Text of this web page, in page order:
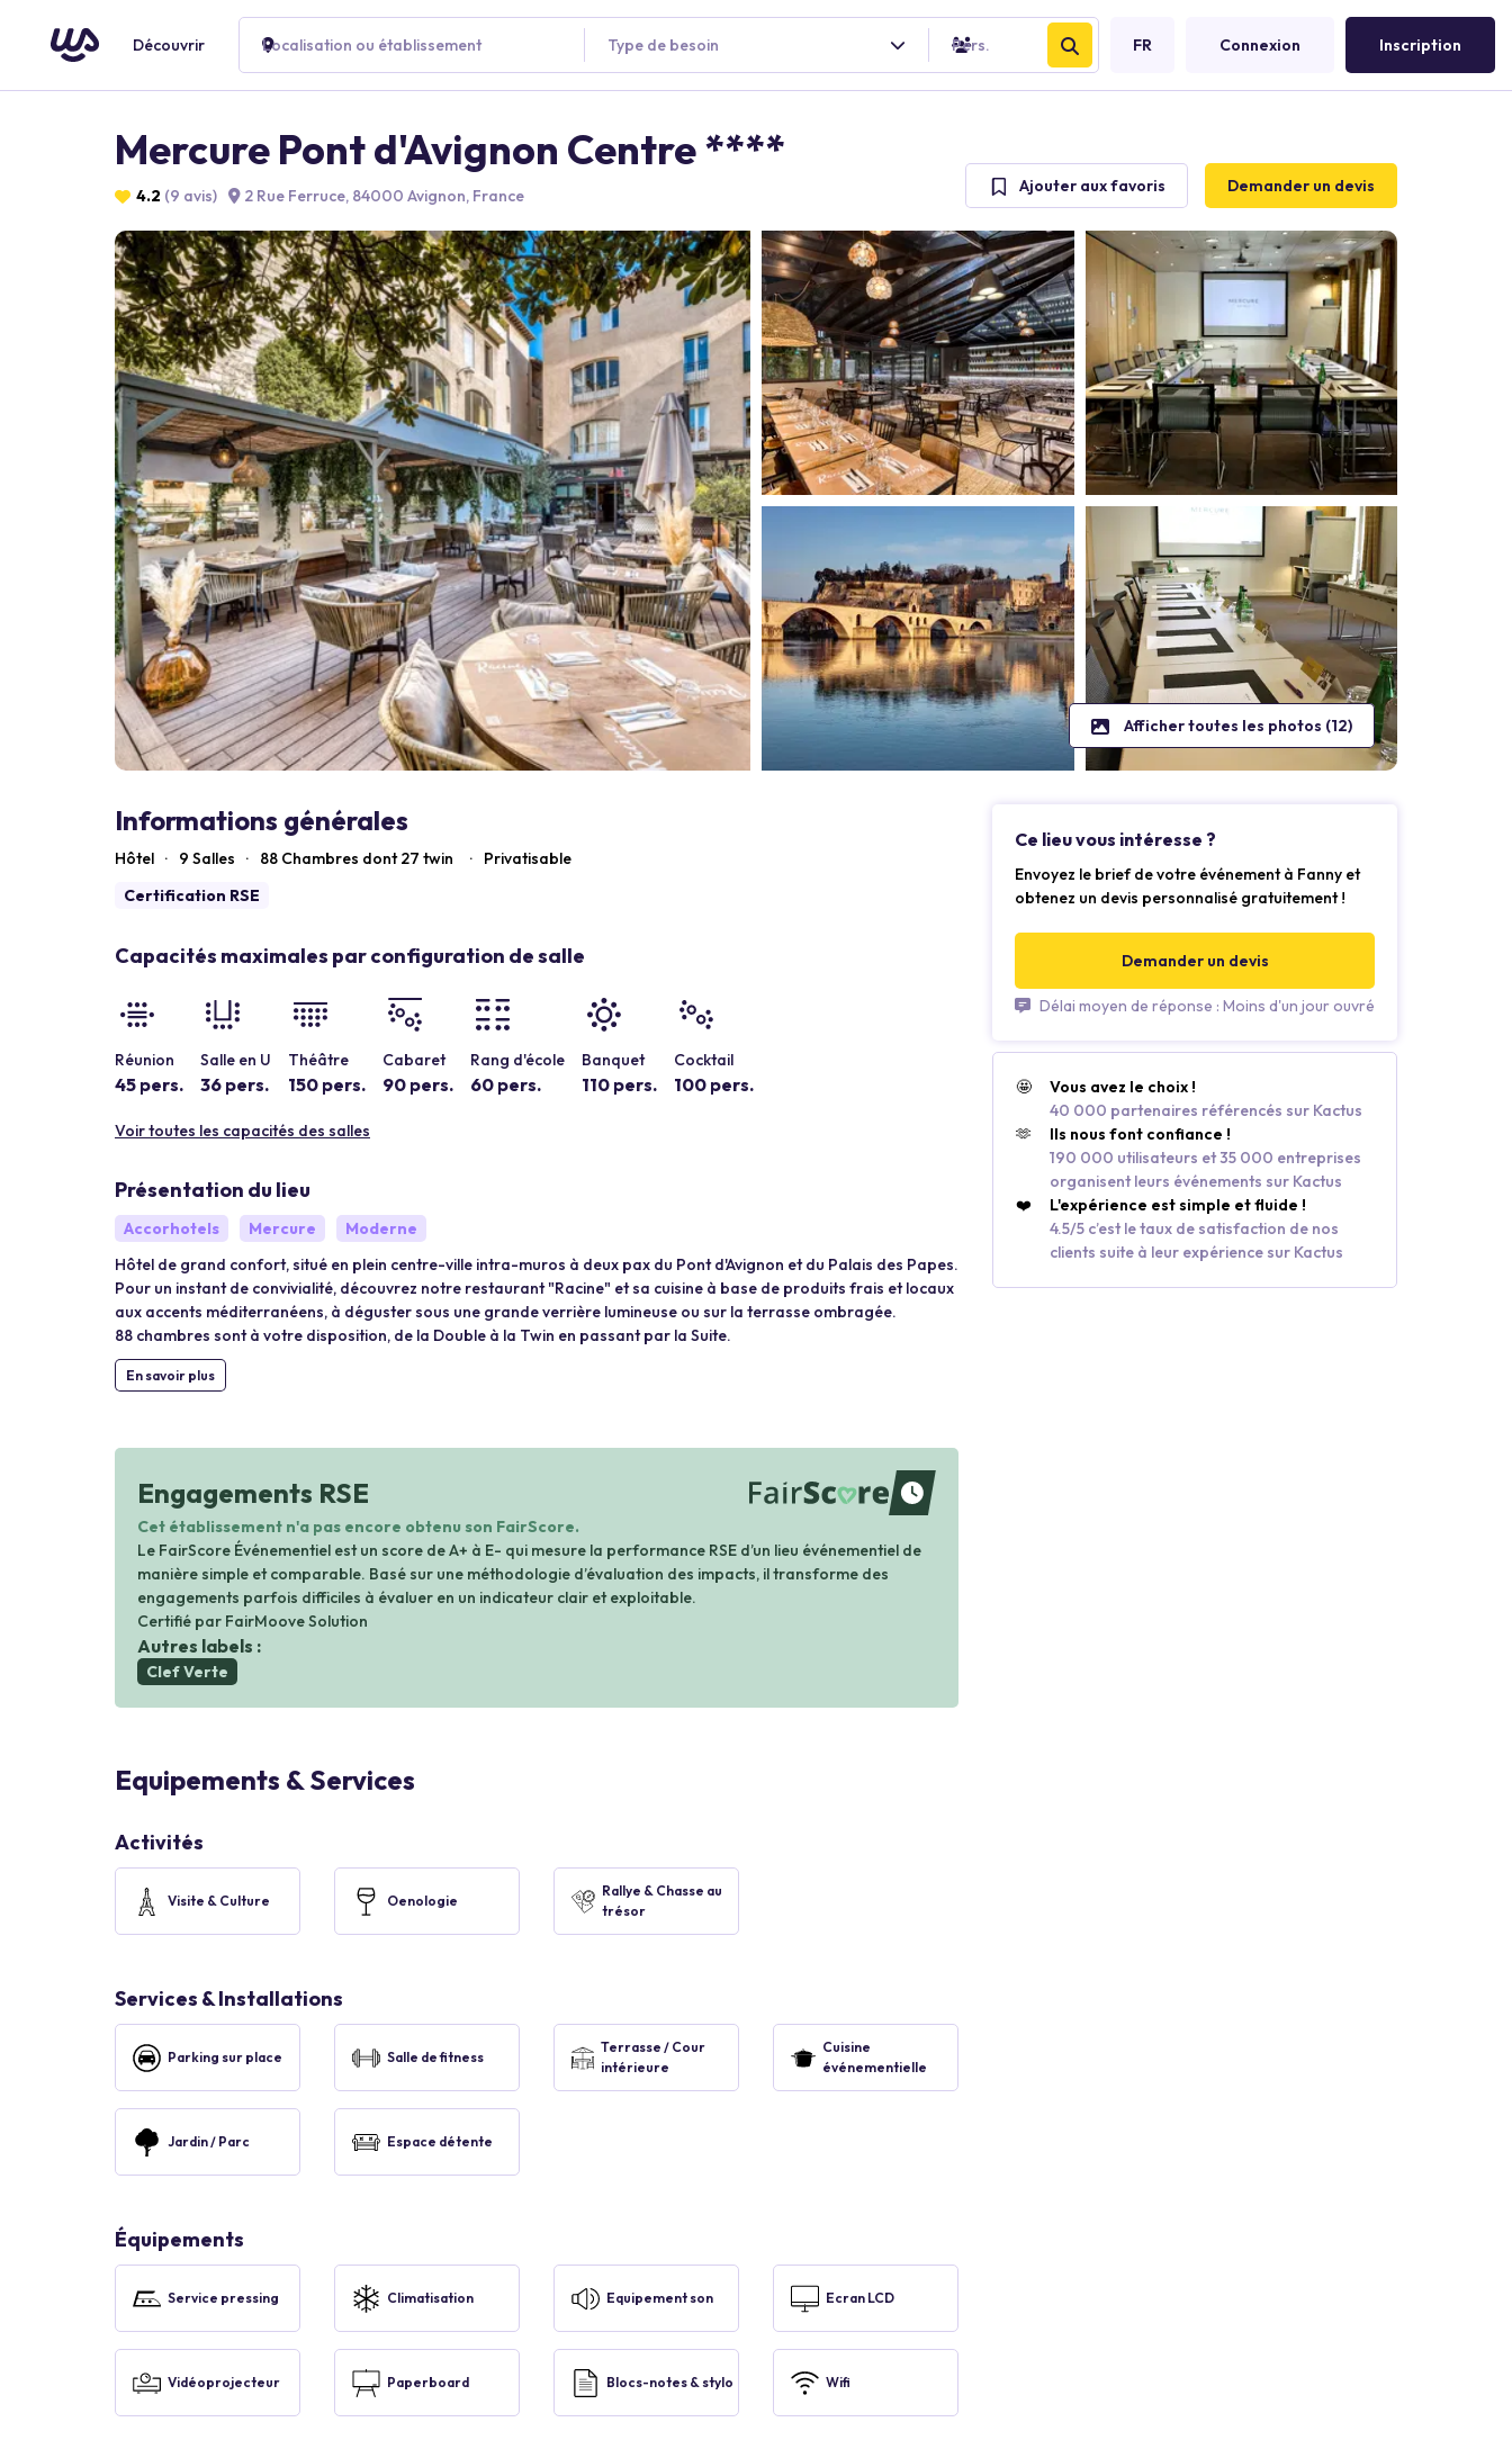
Découvrir Localisation ou établissement Type de besoin Pers. FR Connexion Inscription
Mercure Pont d'Avignon Centre ****
4.2 (9 avis) 2 Rue Ferruce, 84000 Avignon, France Ajouter aux favoris Demander un devis
Afficher toutes les photos (12)
Informations générales
Hôtel · 9 Salles · 88 Chambres dont 27 twin ·
Privatisable
Certification RSE
Capacités maximales par configuration de salle
Réunion
45 pers.
Salle en U
36 pers.
Théâtre
150 pers.
Cabaret
90 pers.
Rang d'école
60 pers.
Banquet
110 pers.
Cocktail
100 pers.
Voir toutes les capacités des salles
Présentation du lieu
Accorhotels Mercure
Moderne
Hôtel de grand confort, situé en plein centre-ville intra-muros à deux pax du Pont d'Avignon et du Palais des Papes.
Pour un instant de convivialité, découvrez notre restaurant "Racine" et sa cuisine à base de produits frais et locaux
aux accents méditerranéens, à déguster sous une grande verrière lumineuse ou sur la terrasse ombragée.
88 chambres sont à votre disposition, de la Double à la Twin en passant par la Suite.
En savoir plus
Engagements RSE
waiting
Cet établissement n'a pas encore obtenu son FairScore.
Le FairScore Événementiel est un score de A+ à E- qui mesure la performance RSE d’un lieu événementiel de
manière simple et comparable. Basé sur une méthodologie d’évaluation des impacts, il transforme des
engagements parfois difficiles à évaluer en un indicateur clair et exploitable.
Certifié par FairMoove Solution
Autres labels :
Clef Verte
Equipements & Services
Activités
Visite & Culture Oenologie
Rallye & Chasse au
trésor
Services & Installations
Parking sur place Salle de fitness
Terrasse / Cour
intérieure
Cuisine
événementielle
Jardin / Parc Espace détente
Équipements
Service pressing Climatisation Equipement son Ecran LCD
Vidéoprojecteur Paperboard Blocs-notes & stylo Wifi
Ce lieu vous intéresse ?
Envoyez le brief de votre événement à Fanny et
obtenez un devis personnalisé gratuitement !
Demander un devis
Délai moyen de réponse : Moins d'un jour ouvré
🤩
Vous avez le choix !
40 000 partenaires référencés sur Kactus
🫶
Ils nous font confiance !
190 000 utilisateurs et 35 000 entreprises
organisent leurs événements sur Kactus
❤️
L'expérience est simple et fluide !
4.5/5 c’est le taux de satisfaction de nos
clients suite à leur expérience sur Kactus